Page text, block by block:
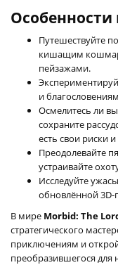
Особенности
Путешествуйте
кишащим
пейзажами.
и
Осмелитесь ли
сохраните
есть свои риски
Преодолевайте
устраивайте
Исследуйте
обновлённой 3D-
В мире Morbid: The
стратегического
приключениям и
преобразившегося для